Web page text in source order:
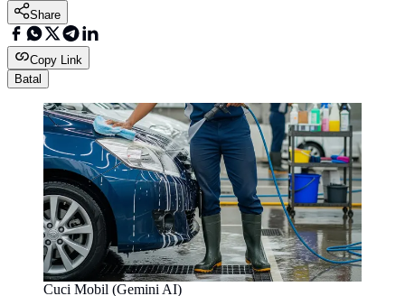
Share
Copy Link
Batal
Cuci Mobil (Gemini AI)